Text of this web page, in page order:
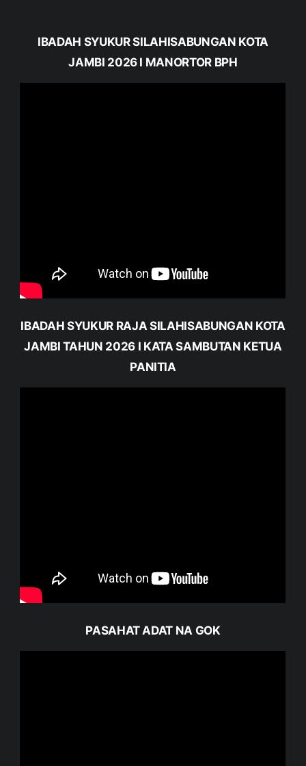
IBADAH SYUKUR SILAHISABUNGAN KOTA
JAMBI 2026 I MANORTOR BPH
IBADAH SYUKUR RAJA SILAHISABUNGAN KOTA
JAMBI TAHUN 2026 I KATA SAMBUTAN KETUA
PANITIA
PASAHAT ADAT NA GOK